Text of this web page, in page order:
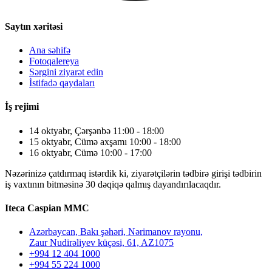
Saytın xəritəsi
Ana səhifə
Fotoqalereya
Sərgini ziyarət edin
İstifadə qaydaları
İş rejimi
14 oktyabr, Çərşənbə 11:00 - 18:00
15 oktyabr, Cümə axşamı 10:00 - 18:00
16 oktyabr, Cümə 10:00 - 17:00
Nəzərinizə çatdırmaq istərdik ki, ziyarətçilərin tədbirə girişi tədbirin
iş vaxtının bitməsinə 30 dəqiqə qalmış dayandırılacaqdır.
Iteca Caspian MMC
Azərbaycan, Bakı şəhəri, Nərimanov rayonu,
Zaur Nudirəliyev küçəsi, 61, AZ1075
+994 12 404 1000
+994 55 224 1000